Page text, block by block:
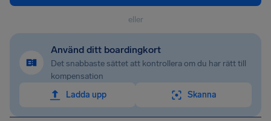
eller
Använd ditt boardingkort
Det snabbaste sättet att kontrollera om du har rätt till
kompensation
Ladda upp
Skanna